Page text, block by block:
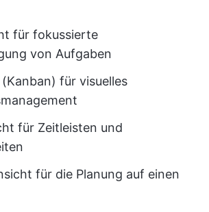
für fokussierte
von Aufgaben
für visuelles
für Zeitleisten und
für die Planung auf einen